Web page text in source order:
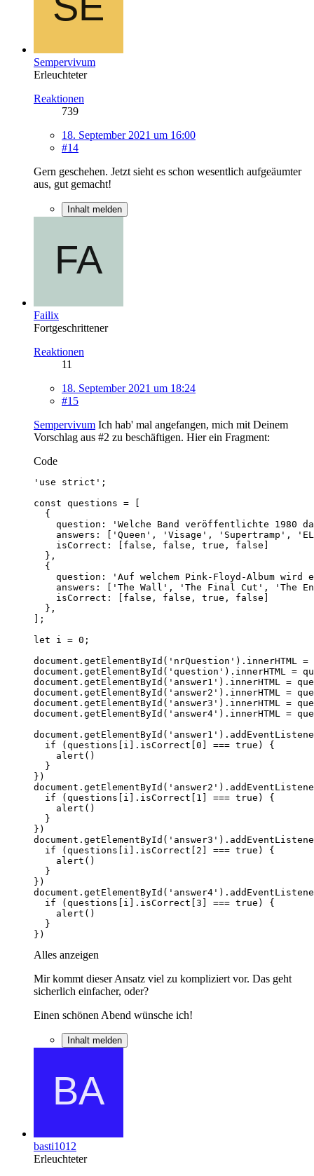
Sempervivum
Erleuchteter
Reaktionen
739
18. September 2021 um 16:00
#14
Gern geschehen. Jetzt sieht es schon wesentlich aufgeäumter
aus, gut gemacht!
Inhalt melden
Failix
Fortgeschrittener
Reaktionen
11
18. September 2021 um 18:24
#15
Sempervivum Ich hab' mal angefangen, mich mit Deinem
Vorschlag aus #2 zu beschäftigen. Hier ein Fragment:
Code
})
Alles anzeigen
Mir kommt dieser Ansatz viel zu kompliziert vor. Das geht
sicherlich einfacher, oder?
Einen schönen Abend wünsche ich!
Inhalt melden
basti1012
Erleuchteter